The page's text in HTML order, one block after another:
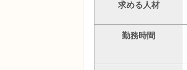
求める人材
勤務時間